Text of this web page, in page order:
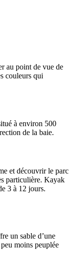
au point de vue de
couleurs qui
à environ 500
de la baie.
et découvrir le parc
particulière. Kayak
3 à 12 jours.
un sable d’une
moins peuplée